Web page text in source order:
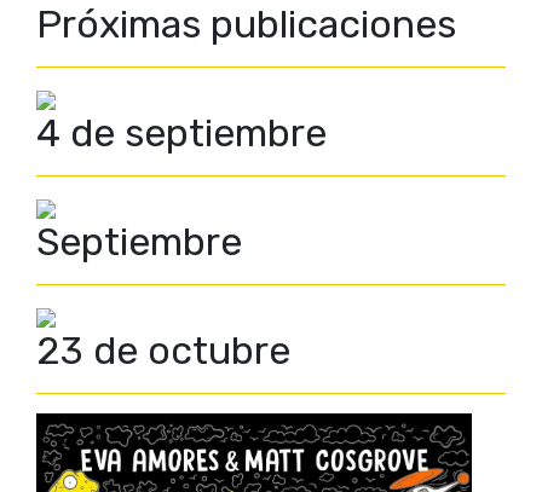
Próximas publicaciones
4 de septiembre
Septiembre
23 de octubre